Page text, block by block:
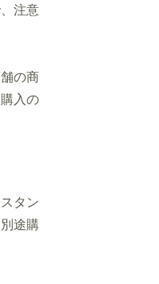
注意
の商
入の
タン
途購